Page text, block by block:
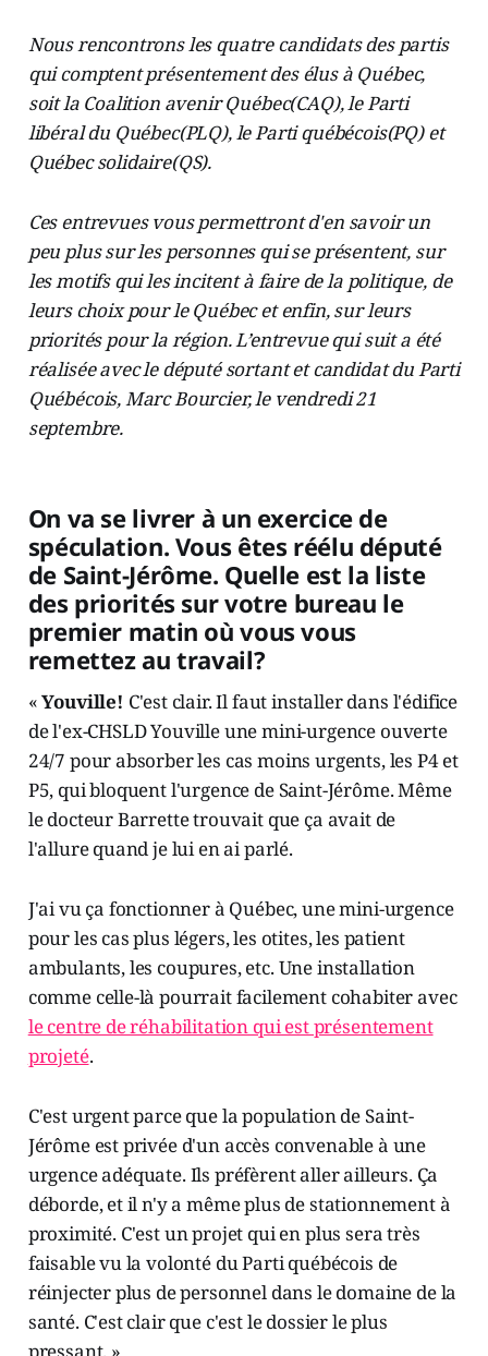
Nous rencontrons les quatre candidats des partis
qui comptent présentement des élus à Québec,
soit la Coalition avenir Québec(CAQ), le Parti
libéral du Québec(PLQ), le Parti québécois(PQ) et
Québec solidaire(QS).
Ces entrevues vous permettront d'en savoir un
peu plus sur les personnes qui se présentent, sur
les motifs qui les incitent à faire de la politique, de
leurs choix pour le Québec et enfin, sur leurs
priorités pour la région. L’entrevue qui suit a été
réalisée avec le député sortant et candidat du Parti
Québécois, Marc Bourcier, le vendredi 21
septembre.
On va se livrer à un exercice de
spéculation. Vous êtes réélu député
de Saint-Jérôme. Quelle est la liste
des priorités sur votre bureau le
premier matin où vous vous
remettez au travail?
«Youville! C'est clair. Il faut installer dans l'édifice
de l'ex-CHSLD Youville une mini-urgence ouverte
24/7 pour absorber les cas moins urgents, les P4 et
P5, qui bloquent l'urgence de Saint-Jérôme. Même
le docteur Barrette trouvait que ça avait de
l'allure quand je lui en ai parlé.
J'ai vu ça fonctionner à Québec, une mini-urgence
pour les cas plus légers, les otites, les patient
ambulants, les coupures, etc. Une installation
comme celle-là pourrait facilement cohabiter avec
le centre de réhabilitation qui est présentement
projeté.
C'est urgent parce que la population de Saint-
Jérôme est privée d'un accès convenable à une
urgence adéquate. Ils préfèrent aller ailleurs. Ça
déborde, et il n'y a même plus de stationnement à
proximité. C'est un projet qui en plus sera très
faisable vu la volonté du Parti québécois de
réinjecter plus de personnel dans le domaine de la
santé. C'est clair que c'est le dossier le plus